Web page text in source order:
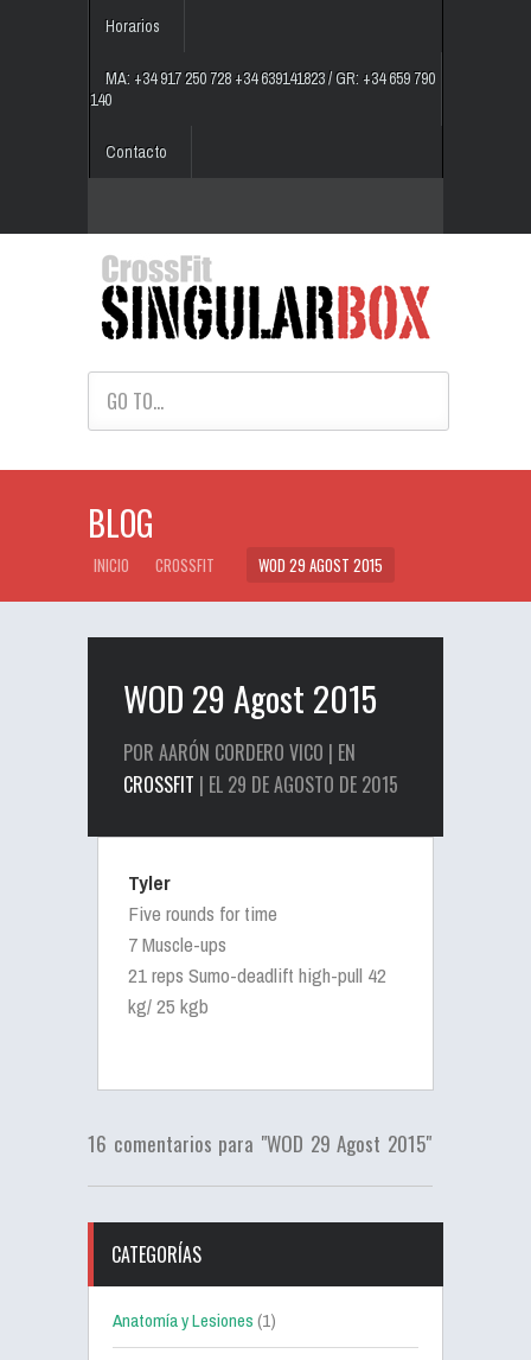
Horarios
MA: +34 917 250 728 +34 639141823 / GR: +34 659 790
140
Contacto
GO TO...
BLOG
INICIO CROSSFIT WOD 29 AGOST 2015
WOD 29 Agost 2015
POR AARÓN CORDERO VICO | EN
CROSSFIT | EL 29 DE AGOSTO DE 2015
Tyler
Five rounds for time
7 Muscle-ups
21 reps Sumo-deadlift high-pull 42
kg/ 25 kgb
16 comentarios para "WOD 29 Agost 2015"
CATEGORÍAS
Anatomía y Lesiones(1)